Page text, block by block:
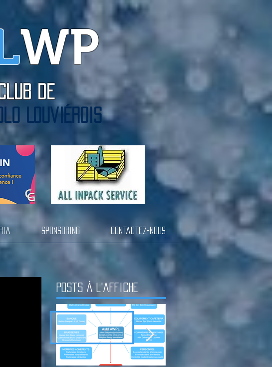
WP
Club de
Louviérois
Sponsoring Contactez-nous
Posts à l'affiche